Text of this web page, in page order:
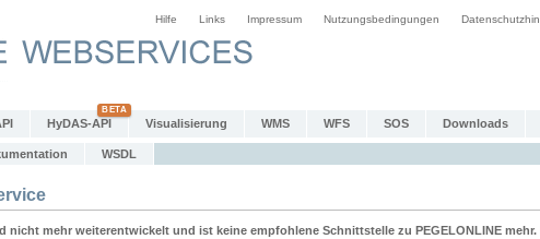
Hilfe Links Impressum Nutzungsbedingungen
HyDAS-API Visualisierung WMS WFS SOS Downloads
WSDL
nicht mehr weiterentwickelt und ist keine empfohlene Schnittstelle zu PEGELONLINE